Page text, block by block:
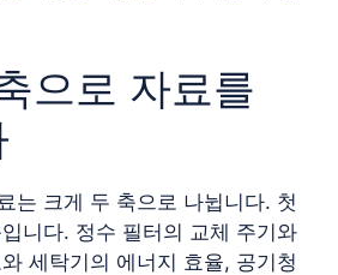
으로 자료를
는 크게 두 축으로 나뉩니다. 첫
니다. 정수 필터의 교체 주기와
세탁기의 에너지 효율, 공기청